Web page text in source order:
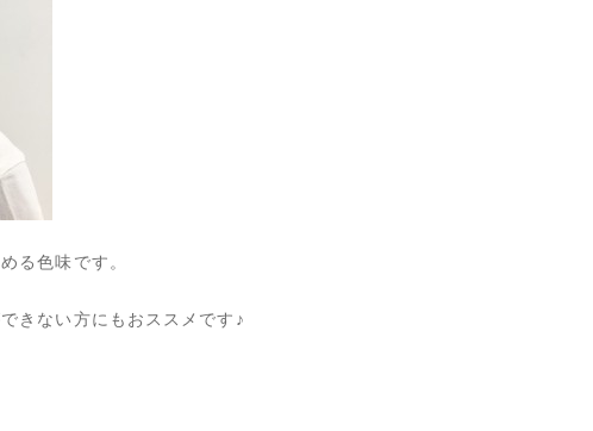
る色味です。
きない方にもおススメです♪